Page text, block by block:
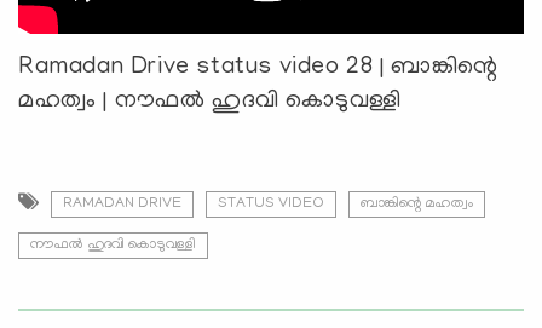
Ramadan Drive status video 28 | ബാങ്കിന്റെ
മഹത്വം | നൗഫൽ ഹുദവി കൊടുവള്ളി
RAMADAN DRIVE STATUS VIDEO ബാങ്കിന്റെ മഹത്വം
നൗഫൽ ഹുദവി കൊടുവള്ളി